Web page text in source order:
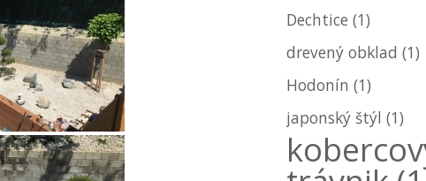
Dechtice (1)
drevený obklad (1)
Hodonín (1)
japonský štýl (1)